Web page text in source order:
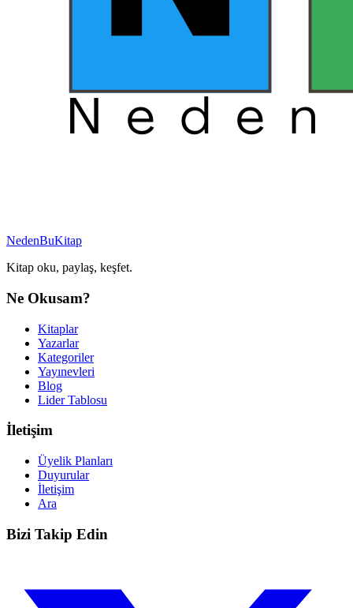
NedenBuKitap
Kitap oku, paylaş, keşfet.
Ne Okusam?
Kitaplar
Yazarlar
Kategoriler
Yayınevleri
Blog
Lider Tablosu
İletişim
Üyelik Planları
Duyurular
İletişim
Ara
Bizi Takip Edin